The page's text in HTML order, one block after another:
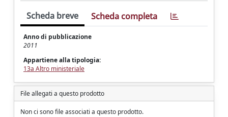
Scheda breve Scheda completa
Anno di pubblicazione
2011
Appartiene alla tipologia:
13a Altro ministeriale
File allegati a questo prodotto
Non ci sono file associati a questo prodotto.